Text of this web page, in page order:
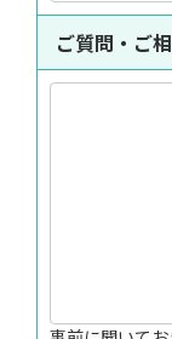
ご質問・ご